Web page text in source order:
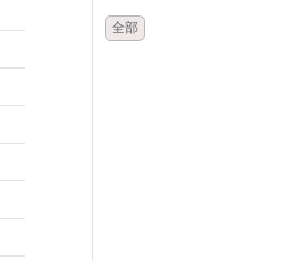
全部